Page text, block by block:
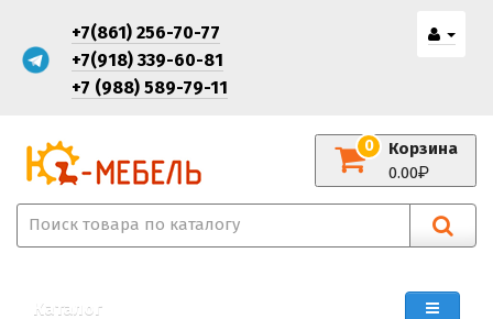
+7(861) 256-70-77
+7(918) 339-60-81
+7 (988) 589-79-11
Корзина
0
0.00
Каталог